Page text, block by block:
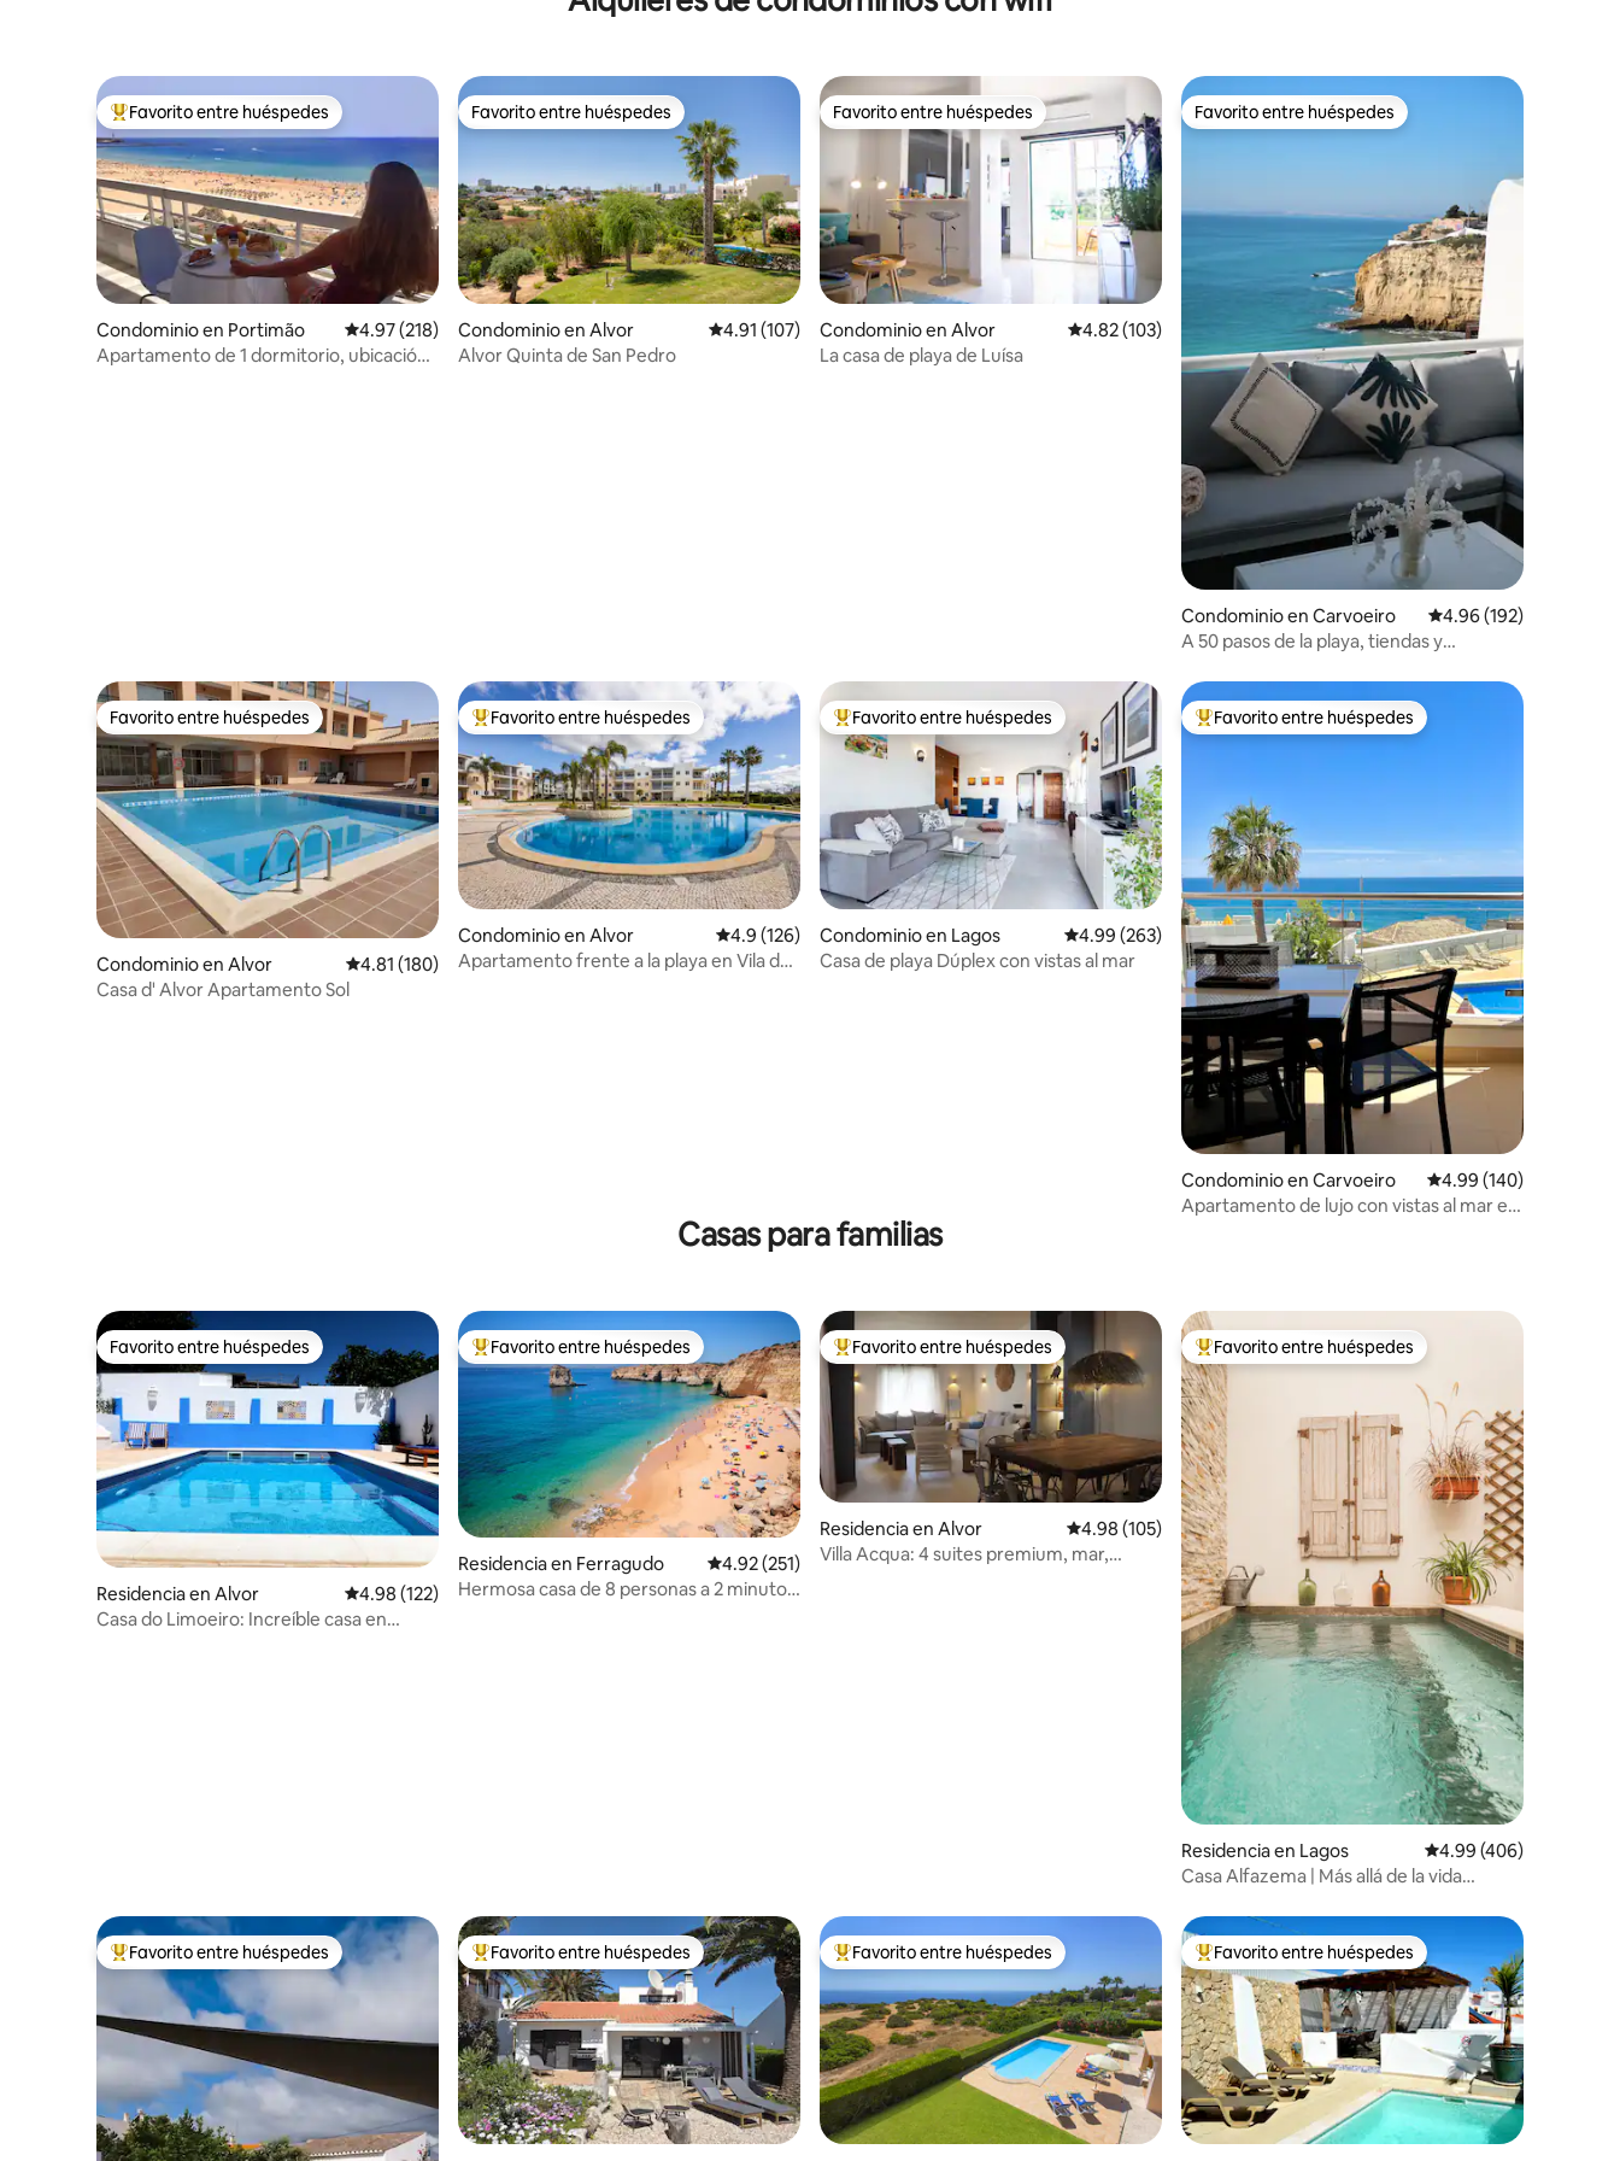
De los mejores en Favorito entre huéspedes
Favorito entre huéspedes
Condominio en Portimão Calificación promedio: 4.97 de 5; 218 evaluaciones
4.97 (218)
Apartamento de 1 dormitorio, ubicación
Favorito entre huéspedes
Favorito entre huéspedes
Condominio en Alvor Calificación promedio: 4.91 de 5; 107 evaluaciones
4.91 (107)
Alvor Quinta de San Pedro
Favorito entre huéspedes
Favorito entre huéspedes
Condominio en Alvor Calificación promedio: 4.82 de 5; 103 evaluaciones
4.82 (103)
La casa de playa de Luísa
Favorito entre huéspedes
Favorito entre huéspedes
Condominio en Carvoeiro Calificación promedio:
4.96 (192)
A 50 pasos de la playa, tiendas y
Favorito entre huéspedes
Favorito entre huéspedes
Condominio en Alvor Calificación promedio: 4.81 de 5; 180 evaluaciones
4.81 (180)
Casa d' Alvor Apartamento Sol
De los mejores en Favorito entre huéspedes
Favorito entre huéspedes
Condominio en Alvor Calificación promedio: 4.9 de 5; 126 evaluaciones
4.9 (126)
Apartamento frente a la playa en Vila da
De los mejores en Favorito entre huéspedes
Favorito entre huéspedes
Condominio en Lagos Calificación promedio: 4.99 de 5; 263 evaluaciones
4.99 (263)
Casa de playa Dúplex con vistas al mar
De los mejores en Favorito entre huéspedes
Favorito entre huéspedes
Condominio en Carvoeiro Calificación promedio:
4.99 (140)
Apartamento de lujo con vistas al mar en
Casas para familias
Favorito entre huéspedes
Favorito entre huéspedes
Residencia en Alvor Calificación promedio: 4.98 de 5; 122 evaluaciones
4.98 (122)
Casa do Limoeiro: Increíble casa en
De los mejores en Favorito entre huéspedes
Favorito entre huéspedes
Residencia en Ferragudo Calificación promedio: 4.92 de 5; 251 evaluaciones
4.92 (251)
Hermosa casa de 8 personas a 2 minutos
De los mejores en Favorito entre huéspedes
Favorito entre huéspedes
Residencia en Alvor Calificación promedio: 4.98 de 5; 105 evaluaciones
4.98 (105)
Villa Acqua: 4 suites premium, mar,
De los mejores en Favorito entre huéspedes
Favorito entre huéspedes
Residencia en Lagos Calificación promedio:
4.99 (406)
Casa Alfazema | Más allá de la vida
De los mejores en Favorito entre huéspedes
Favorito entre huéspedes De los mejores en Favorito entre huéspedes
Favorito entre huéspedes De los mejores en Favorito entre huéspedes
Favorito entre huéspedes De los mejores en Favorito entre huéspedes
Favorito entre huéspedes